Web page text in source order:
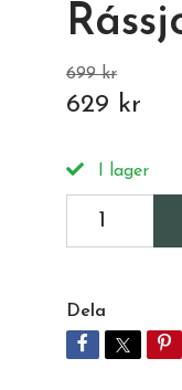
699 kr
629 kr
I lager
Dela